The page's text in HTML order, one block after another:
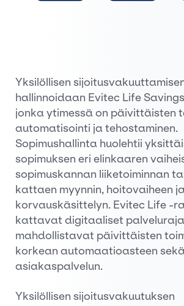
Yksilöllisen
hallinnoidaan Evitec Life
jonka ytimessä on päivittäisten
automatisointi ja tehostaminen.
Sopimushallinta huolehtii
sopimuksen eri elinkaaren
sopimuskannan liiketoiminnan
kattaen myynnin, hoitovaiheen
korvauskäsittelyn. Evitec Life -
kattavat digitaaliset
mahdollistavat päivittäisten
korkean automaatioasteen
asiakaspalvelun.
Yksilöllisen sijoitusvakuutuksen